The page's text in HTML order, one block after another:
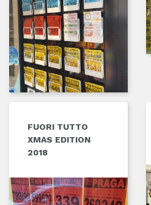
FUORI TUTTO
XMAS EDITION
2018